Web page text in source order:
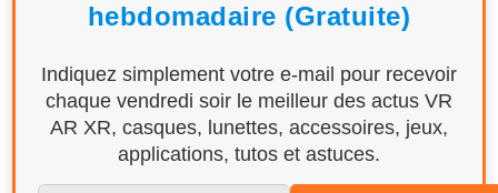
hebdomadaire (Gratuite)
Indiquez simplement votre e-mail pour recevoir
chaque vendredi soir le meilleur des actus VR
AR XR, casques, lunettes, accessoires, jeux,
applications, tutos et astuces.